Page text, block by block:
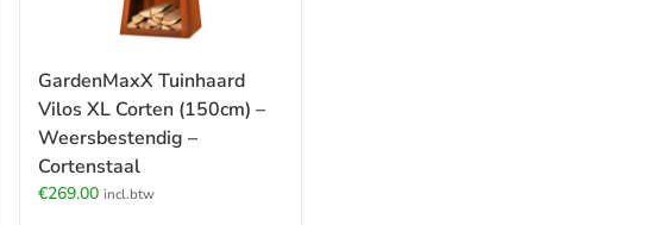
GardenMaxX Tuinhaard
Vilos XL Corten (150cm) –
Weersbestendig –
Cortenstaal
€269.00 incl.btw